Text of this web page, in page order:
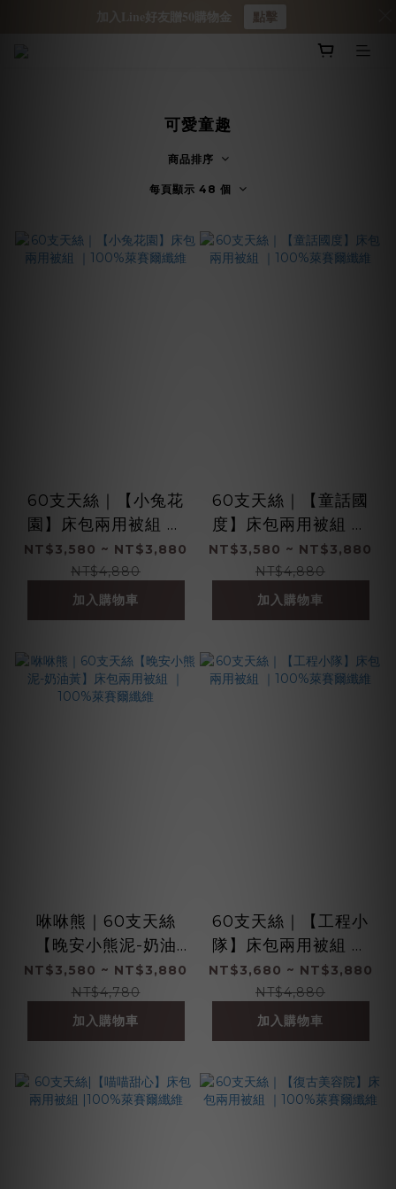
可愛童趣
商品排序
每頁顯示 48 個
60支天絲｜【小兔花
園】床包兩用被組 ｜
100%萊賽爾纖維
NT$3,580 ~ NT$3,880
NT$4,880
加入購物車
60支天絲｜【童話國
度】床包兩用被組 ｜
100%萊賽爾纖維
NT$3,580 ~ NT$3,880
NT$4,880
加入購物車
咻咻熊｜60支天絲
【晚安小熊泥-奶油
黃】床包兩用被組 ｜
100%萊賽爾纖維
NT$3,580 ~ NT$3,880
NT$4,780
加入購物車
60支天絲｜【工程小
隊】床包兩用被組 ｜
100%萊賽爾纖維
NT$3,680 ~ NT$3,880
NT$4,880
加入購物車
加入Line好友贈50購物金 點擊